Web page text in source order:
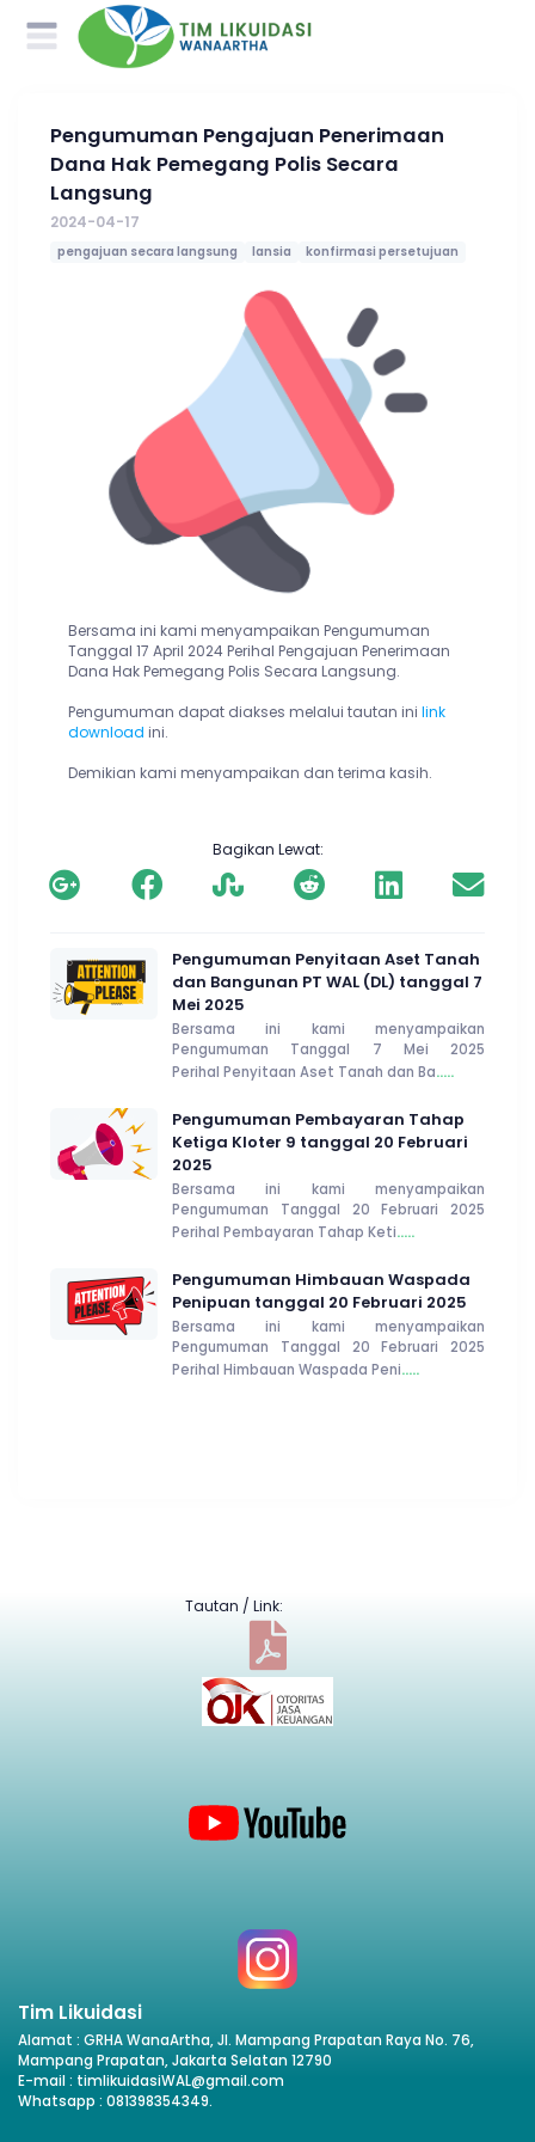
Pengumuman Pengajuan Penerimaan
Dana Hak Pemegang Polis Secara
Langsung
2024-04-17
pengajuan secara langsung lansia konfirmasi persetujuan
Bersama ini kami menyampaikan Pengumuman
Tanggal 17 April 2024 Perihal Pengajuan Penerimaan
Dana Hak Pemegang Polis Secara Langsung.
Pengumuman dapat diakses melalui tautan ini link
download ini.
Demikian kami menyampaikan dan terima kasih.
Bagikan Lewat:
Pengumuman Penyitaan Aset Tanah
dan Bangunan PT WAL (DL) tanggal 7
Mei 2025
Bersama ini kami menyampaikan
Pengumuman Tanggal 7 Mei 2025
Perihal Penyitaan Aset Tanah dan Ba.....
Pengumuman Pembayaran Tahap
Ketiga Kloter 9 tanggal 20 Februari
2025
Bersama ini kami menyampaikan
Pengumuman Tanggal 20 Februari 2025
Perihal Pembayaran Tahap Keti.....
Pengumuman Himbauan Waspada
Penipuan tanggal 20 Februari 2025
Bersama ini kami menyampaikan
Pengumuman Tanggal 20 Februari 2025
Perihal Himbauan Waspada Peni.....
Tautan / Link:
Tim Likuidasi
Alamat : GRHA WanaArtha, Jl. Mampang Prapatan Raya No. 76,
Mampang Prapatan, Jakarta Selatan 12790
E-mail : timlikuidasiWAL@gmail.com
Whatsapp : 081398354349.